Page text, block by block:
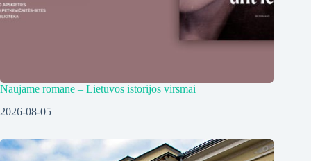
Naujame romane – Lietuvos istorijos virsmai
2026-08-05